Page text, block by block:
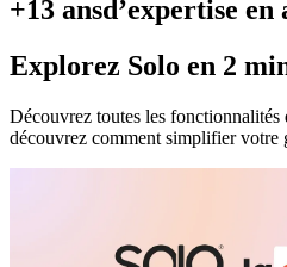
+13 ansd’expertise
Explorez Solo en 2
Découvrez toutes les
découvrez comment simplifier votre